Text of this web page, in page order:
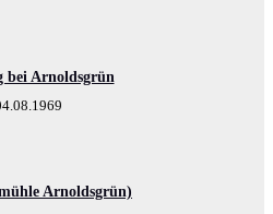
bei Arnoldsgrün
Arnoldsgrün)